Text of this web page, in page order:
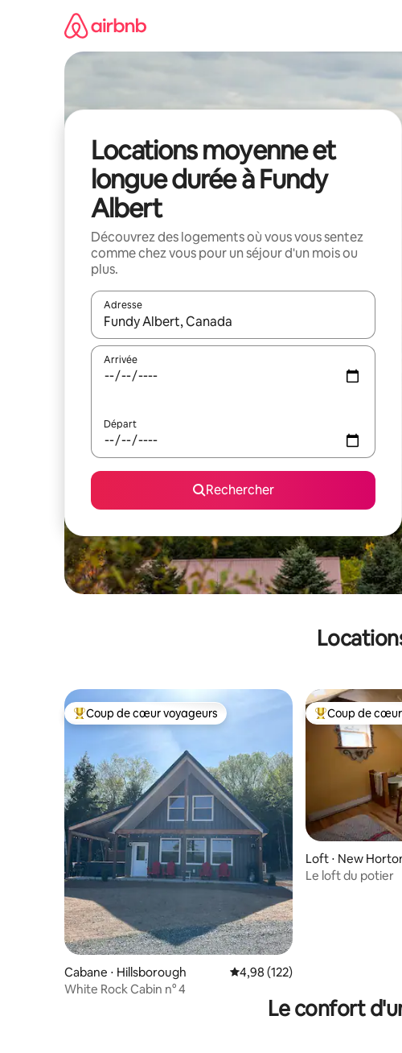
Locations moyenne et
longue durée à Fundy
Albert
Découvrez des logements où vous vous sentez
comme chez vous pour un séjour d'un mois ou
plus.
Adresse
Lorsque les résultats s'affichent, utilisez les flèches vers
Arrivée
Départ
Rechercher
Coups de cœur voyageurs les plus appréciés
Coup de cœur voyageurs
Cabane ⋅ Hillsborough Évaluation moyenne sur la
4,98 (122)
White Rock Cabin n° 4
Coups de cœur
Coup de
Loft ⋅ New
Le loft du potier
Le confort